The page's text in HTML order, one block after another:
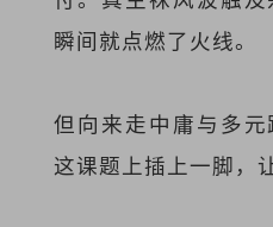
瞬间就点燃了火线。
但向来走中庸与多
这课题上插上一脚，